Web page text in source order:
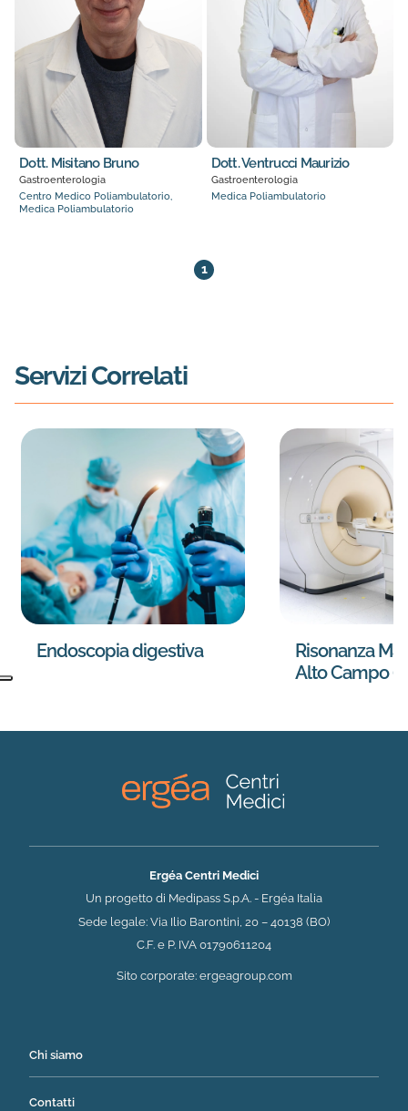
Dott. Misitano Bruno
Gastroenterologia
Centro Medico Poliambulatorio,
Medica Poliambulatorio
Dott. Ventrucci Maurizio
Gastroenterologia
Medica Poliambulatorio
1
Servizi Correlati
Endoscopia digestiva
Risonanza
Alto Campo
Ergéa Centri Medici
Un progetto di Medipass S.p.A. - Ergéa Italia
Sede legale: Via Ilio Barontini, 20 – 40138 (BO)
C.F. e P. IVA 01790611204
Sito corporate: ergeagroup.com(si apre in una nuova
Chi siamo
Contatti